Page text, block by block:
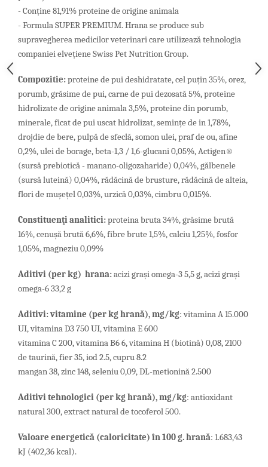
- Conține 81,91% proteine ​​de origine animala
- Formula SUPER PREMIUM. Hrana se produce sub
supravegherea medicilor veterinari care utilizează tehnologia
companiei elvețiene Swiss Pet Nutrition Group.
Compozitie:proteine ​​de pui deshidratate, cel puțin 35%, orez,
porumb, grăsime de pui, carne de pui dezosată 5%, proteine ​​
hidrolizate de origine animala 3,5%, proteine ​​din porumb,
minerale, ficat de pui uscat hidrolizat, semințe de in 1,78%,
drojdie de bere, pulpă de sfeclă, somon ulei, praf de ou, afine
0,2%, ulei de borage, beta-1,3 / 1,6-glucani 0,05%, Actigen®
(sursă prebiotică - manano-oligozaharide) 0,04%, gălbenele
(sursă luteină) 0,04%, rădăcină de brusture, rădăcină de alteia,
flori de mușețel 0,03%, urzică 0,03%, cimbru 0,015%.
Constituenţi analitici:proteina ​​bruta 34%, grăsime brută
16%, cenușă brută 6,6%, fibre brute 1,5%, calciu 1,25%, fosfor
1,05%, magneziu 0,09%
Aditivi (per kg) hrana:acizi grași omega-3 5,5 g, acizi grași
omega-6 33,2 g
Aditivi: vitamine (per kg hrană), mg/kg: vitamina A 15.000
UI, vitamina D3 750 UI, vitamina E 600
vitamina C 200, vitamina B6 6, vitamina H (biotină) 0,08, 2100
de taurină, fier 35, iod 2.5, cupru 8.2
mangan 38, zinc 148, seleniu 0,09, DL-metionină 2.500
Aditivi tehnologici (per kg hrană), mg/kg: antioxidant
natural 300, extract natural de tocoferol 500.
Valoare energetică (caloricitate) în 100 g. hrană: 1.683,43
kJ (402,36 kcal).